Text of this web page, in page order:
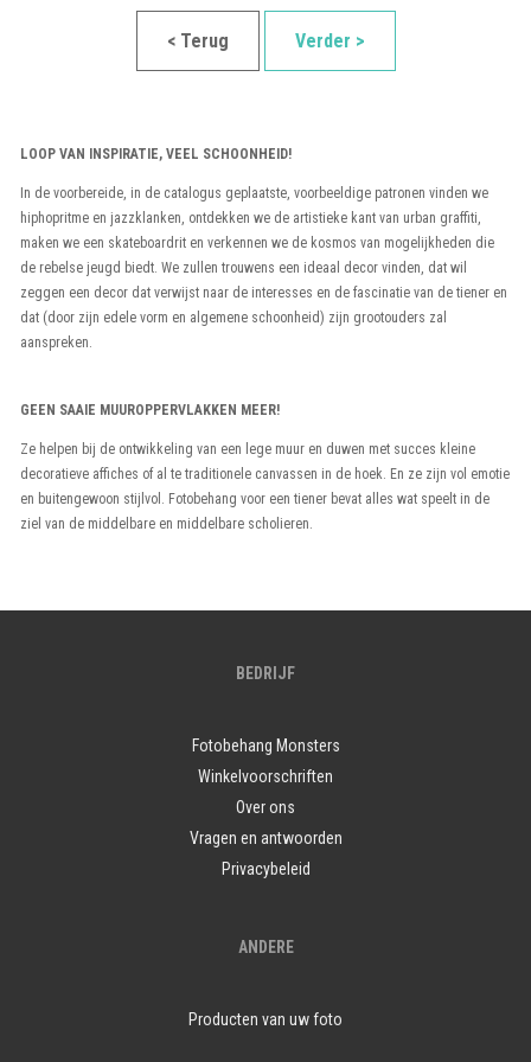
< Terug Verder >
LOOP VAN INSPIRATIE, VEEL SCHOONHEID!
In de voorbereide, in de catalogus geplaatste, voorbeeldige patronen vinden we
hiphopritme en jazzklanken, ontdekken we de artistieke kant van urban graffiti,
maken we een skateboardrit en verkennen we de kosmos van mogelijkheden die
de rebelse jeugd biedt. We zullen trouwens een ideaal decor vinden, dat wil
zeggen een decor dat verwijst naar de interesses en de fascinatie van de tiener en
dat (door zijn edele vorm en algemene schoonheid) zijn grootouders zal
aanspreken.
GEEN SAAIE MUUROPPERVLAKKEN MEER!
Ze helpen bij de ontwikkeling van een lege muur en duwen met succes kleine
decoratieve affiches of al te traditionele canvassen in de hoek. En ze zijn vol emotie
en buitengewoon stijlvol. Fotobehang voor een tiener bevat alles wat speelt in de
ziel van de middelbare en middelbare scholieren.
BEDRIJF
Fotobehang Monsters
Winkelvoorschriften
Over ons
Vragen en antwoorden
Privacybeleid
ANDERE
Producten van uw foto